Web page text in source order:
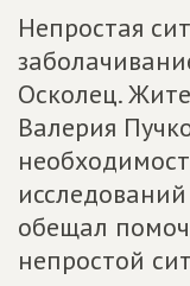
Непростая
Осколец.
Валерия
обещал
непростой